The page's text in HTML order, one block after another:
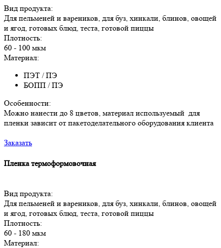
Вид продукта:
Для пельменей и вареников, для буз, хинкали, блинов, овощей
и ягод, готовых блюд, теста, готовой пиццы
Плотность:
60 - 100 мкм
Материал:
ПЭТ / ПЭ
БОПП / ПЭ
Особенности:
Можно нанести до 8 цветов, материал используемый для
пленки зависит от пакетоделательного оборудования клиента
Заказать
Пленка термоформовочная
Вид продукта:
Для пельменей и вареников, для буз, хинкали, блинов, овощей
и ягод, готовых блюд, теста, готовой пиццы
Плотность:
60 - 180 мкм
Материал: